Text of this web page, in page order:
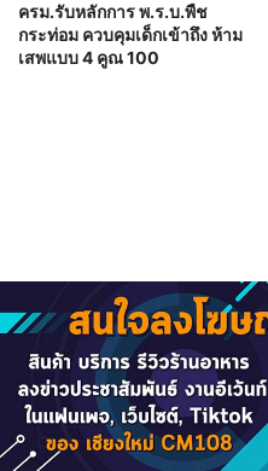
ครม.รับหลักการ พ.ร.บ.พืช
กระท่อม ควบคุมเด็กเข้าถึง ห้าม
เสพแบบ 4 คูณ 100